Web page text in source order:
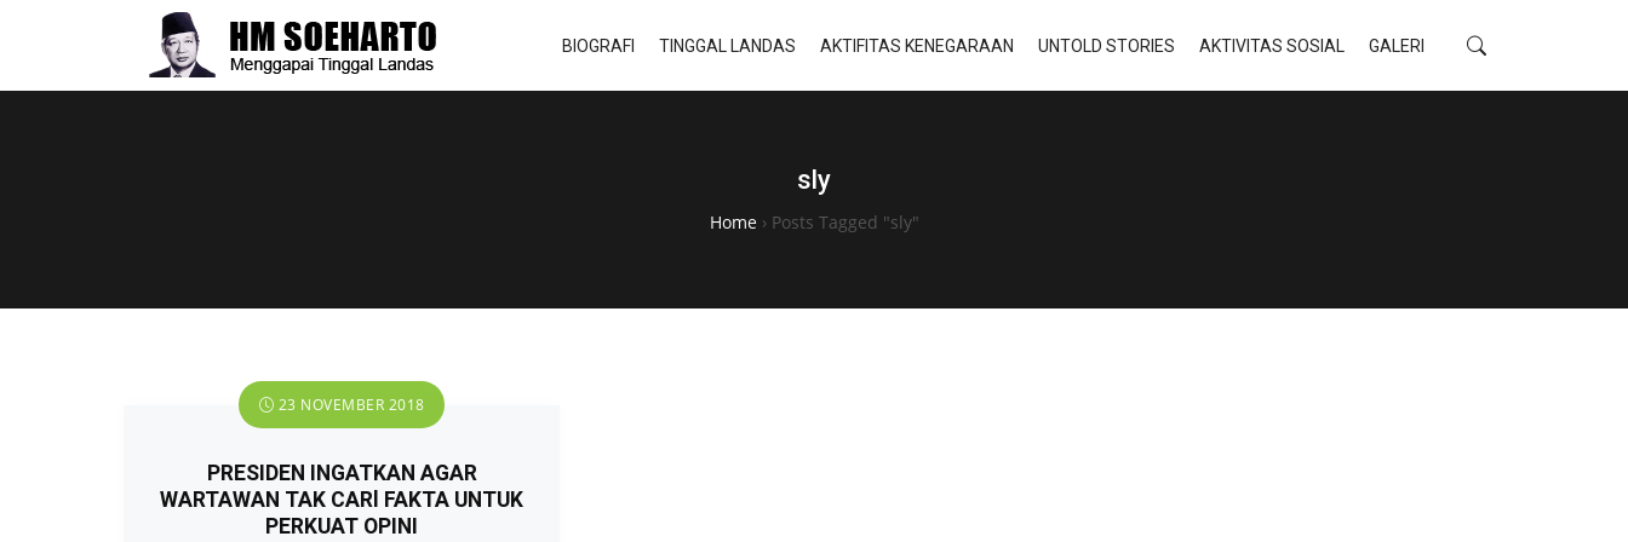
BIOGRAFI TINGGAL LANDAS AKTIFITAS KENEGARAAN UNTOLD STORIES AKTIVITAS SOSIAL GALERI
sly
Home› Posts Tagged "sly"
23 NOVEMBER 2018
PRESIDEN INGATKAN AGAR
WARTAWAN TAK CARl FAKTA UNTUK
PERKUAT OPINI